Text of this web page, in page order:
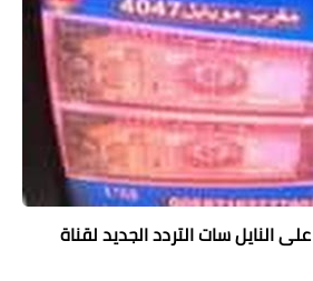
تردد قناة موضة 2026 على النايل سات التردد الجديد لقناة